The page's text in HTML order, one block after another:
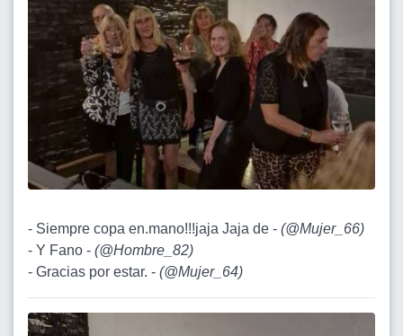
- Siempre copa en.mano!!!jaja Jaja de - (@Mujer_66)
- Y Fano - (@Hombre_82)
- Gracias por estar. - (@Mujer_64)